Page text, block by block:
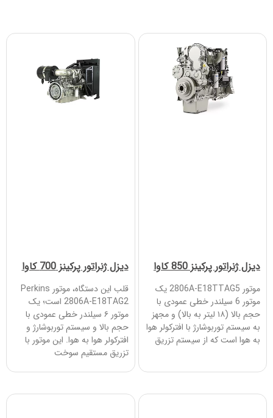
دیزل ژنراتور پرکینز 850 کاوا
موتور 2806A-E18TTAG5 یک
موتور 6 سیلندر خطی عمودی با
حجم بالا (۱۸ لیتر به بالا) و مجهز
به سیستم توربوشارژ با افترکولر هوا
به هوا است که از سیستم تزریق
دیزل ژنراتور پرکینز 700 کاوا
قلب این دستگاه، موتور Perkins
2806A-E18TAG2 است؛ یک
موتور ۶ سیلندر خطی عمودی با
حجم بالا و سیستم توربوشارژ و
افترکولر هوا به هوا. این موتور با
تزریق مستقیم سوخت